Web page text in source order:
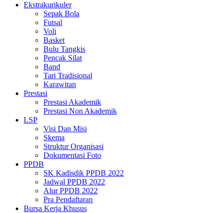
Ekstrakurikuler
Sepak Bola
Futsal
Voli
Basket
Bulu Tangkis
Pencak Silat
Band
Tari Tradisional
Karawitan
Prestasi
Prestasi Akademik
Prestasi Non Akademik
LSP
Visi Dan Misi
Skema
Struktur Organisasi
Dokumentasi Foto
PPDB
SK Kadisdik PPDB 2022
Jadwal PPDB 2022
Alur PPDB 2022
Pra Pendaftaran
Bursa Kerja Khusus